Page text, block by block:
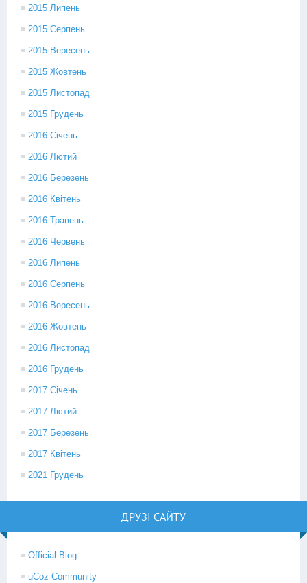
2015 Липень
2015 Серпень
2015 Вересень
2015 Жовтень
2015 Листопад
2015 Грудень
2016 Січень
2016 Лютий
2016 Березень
2016 Квітень
2016 Травень
2016 Червень
2016 Липень
2016 Серпень
2016 Вересень
2016 Жовтень
2016 Листопад
2016 Грудень
2017 Січень
2017 Лютий
2017 Березень
2017 Квітень
2021 Грудень
ДРУЗІ САЙТУ
Official Blog
uCoz Community